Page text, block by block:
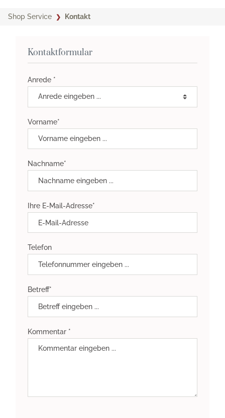
Shop Service Kontakt
Kontaktformular
Anrede *
Vorname*
Nachname*
Ihre E-Mail-Adresse*
Telefon
Betreff*
Kommentar *